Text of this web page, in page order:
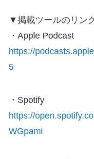
▼掲載ツールのリン
・Apple Podcast
https://
5
・Spotify
https://
WGpami